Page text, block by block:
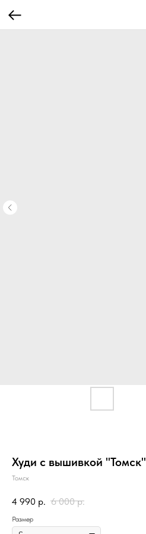
Худи с вышивкой "Томск"
Томск
4 990 р. 6 000 р.
Размер